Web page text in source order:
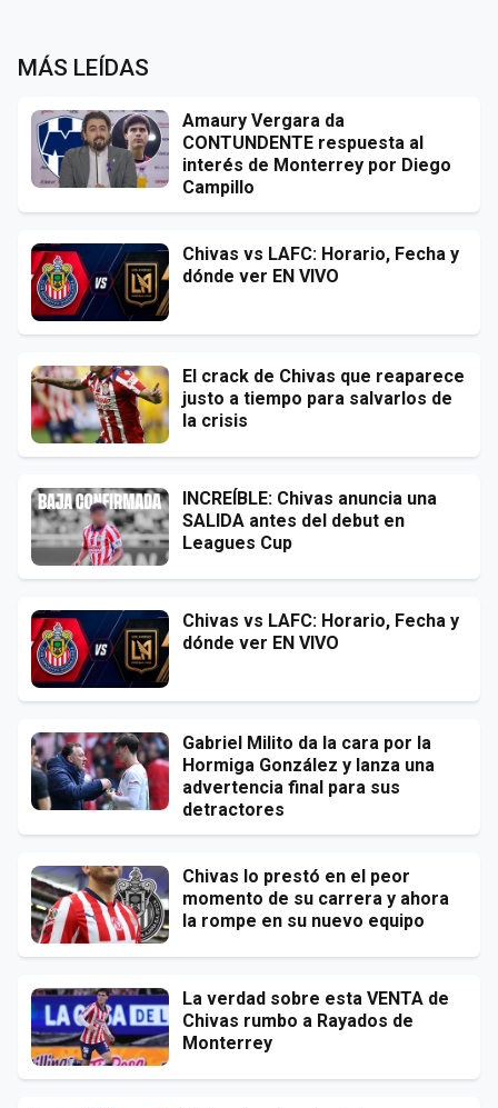
MÁS LEÍDAS
Amaury Vergara da
CONTUNDENTE respuesta al
interés de Monterrey por Diego
Campillo
Chivas vs LAFC: Horario, Fecha y
dónde ver EN VIVO
El crack de Chivas que reaparece
justo a tiempo para salvarlos de
la crisis
INCREÍBLE: Chivas anuncia una
SALIDA antes del debut en
Leagues Cup
Chivas vs LAFC: Horario, Fecha y
dónde ver EN VIVO
Gabriel Milito da la cara por la
Hormiga González y lanza una
advertencia final para sus
detractores
Chivas lo prestó en el peor
momento de su carrera y ahora
la rompe en su nuevo equipo
La verdad sobre esta VENTA de
Chivas rumbo a Rayados de
Monterrey